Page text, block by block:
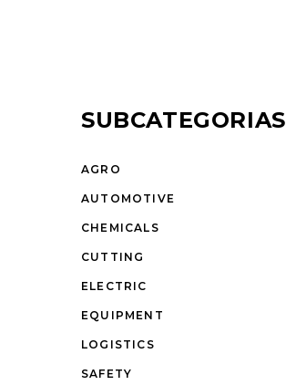
SUBCATEGORIAS
AGRO
AUTOMOTIVE
CHEMICALS
CUTTING
ELECTRIC
EQUIPMENT
LOGISTICS
SAFETY